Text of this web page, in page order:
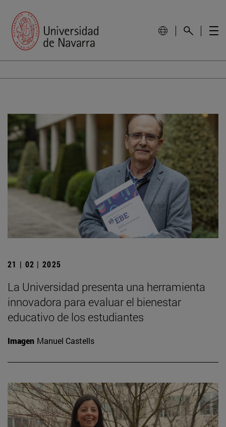
21 | 02 | 2025
La Universidad presenta una herramienta
innovadora para evaluar el bienestar
educativo de los estudiantes
Imagen Manuel Castells